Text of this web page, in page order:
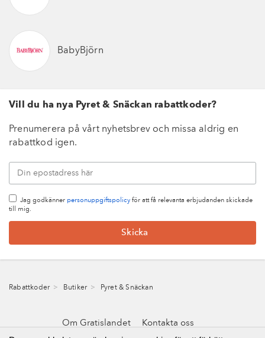
BabyBjörn
Vill du ha nya Pyret & Snäckan rabattkoder?
Prenumerera på vårt nyhetsbrev och missa aldrig en
rabattkod igen.
Jag godkänner personuppgiftspolicy för att få relevanta erbjudanden skickade
till mig.
Rabattkoder Butiker Pyret & Snäckan
Om Gratislandet
Kontakta oss